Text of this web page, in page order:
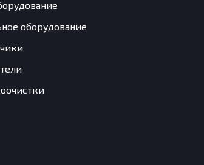
оборудование